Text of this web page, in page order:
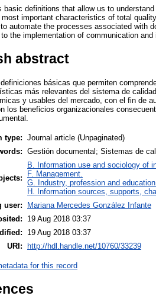
basic definitions that allow us to
important characteristics of total
automate the processes associated with
the implementation of communication
abstract
básicas que permiten
más relevantes del sistema de
y usables del mercado, con el fin de
los beneficios organizacionales
type:
Journal article (Unpaginated)
Gestión documental; Sistemas de
B. Information use and sociology of
F. Management.
G. Industry, profession and
H. Information sources, supports,
user:
Mariana Mercedes González Infante
19 Aug 2018 03:37
19 Aug 2018 03:37
URI:
http://hdl.handle.net/10760/33239
for this record